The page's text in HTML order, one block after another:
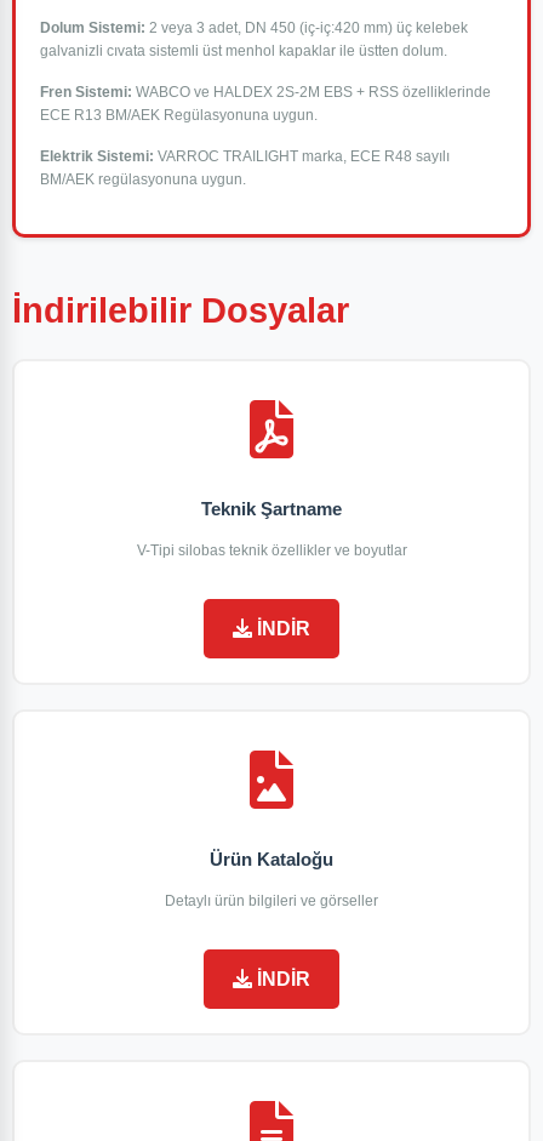
Dolum Sistemi: 2 veya 3 adet, DN 450 (iç-iç:420 mm) üç kelebek
galvanizli cıvata sistemli üst menhol kapaklar ile üstten dolum.
Fren Sistemi: WABCO ve HALDEX 2S-2M EBS + RSS özelliklerinde
ECE R13 BM/AEK Regülasyonuna uygun.
Elektrik Sistemi: VARROC TRAILIGHT marka, ECE R48 sayılı
BM/AEK regülasyonuna uygun.
İndirilebilir Dosyalar
Teknik Şartname
V-Tipi silobas teknik özellikler ve boyutlar
İNDİR
Ürün Kataloğu
Detaylı ürün bilgileri ve görseller
İNDİR